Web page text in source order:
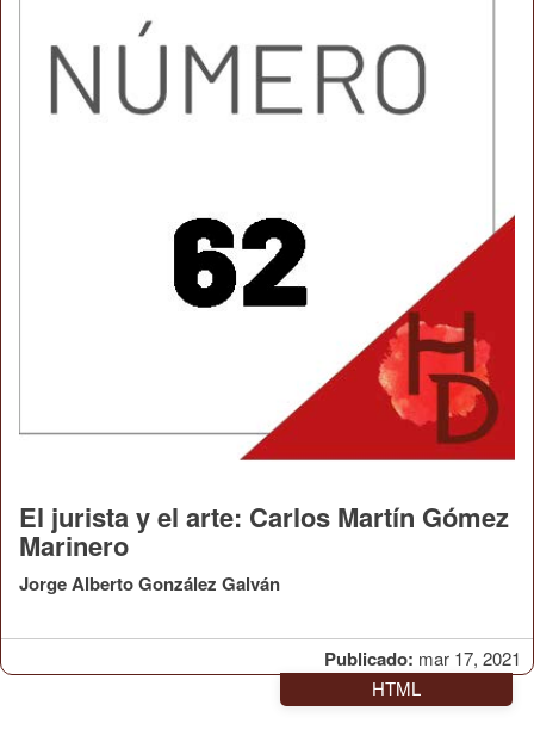
Publicado: mar 17, 2021
El jurista y el arte: Carlos Martín Gómez
Marinero
Jorge Alberto González Galván
HTML